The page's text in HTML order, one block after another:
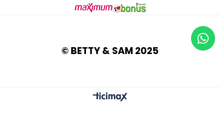
© BETTY & SAM 2025